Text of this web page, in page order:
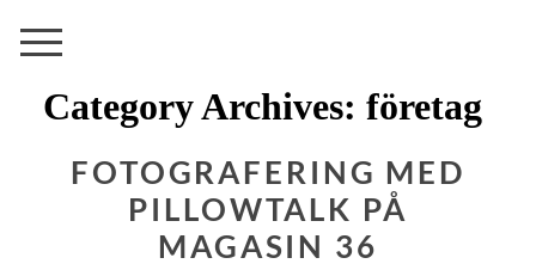
Category Archives: företag
FOTOGRAFERING MED
PILLOWTALK PÅ
MAGASIN 36